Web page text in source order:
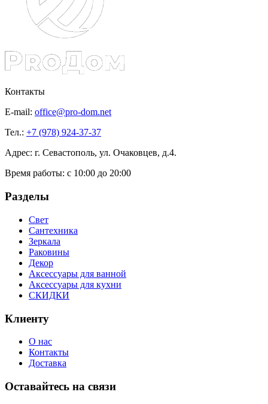
Контакты
E-mail: office@pro-dom.net
Тел.: +7 (978) 924-37-37
Адрес: г. Севастополь, ул. Очаковцев, д.4.
Время работы: с 10:00 до 20:00
Разделы
Свет
Сантехника
Зеркала
Раковины
Декор
Аксессуары для ванной
Аксессуары для кухни
СКИДКИ
Клиенту
О нас
Контакты
Доставка
Оставайтесь на связи